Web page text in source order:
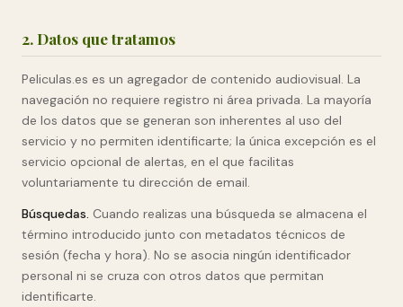
2. Datos que tratamos
Peliculas.es es un agregador de contenido audiovisual. La
navegación no requiere registro ni área privada. La mayoría
de los datos que se generan son inherentes al uso del
servicio y no permiten identificarte; la única excepción es el
servicio opcional de alertas, en el que facilitas
voluntariamente tu dirección de email.
Búsquedas. Cuando realizas una búsqueda se almacena el
término introducido junto con metadatos técnicos de
sesión (fecha y hora). No se asocia ningún identificador
personal ni se cruza con otros datos que permitan
identificarte.